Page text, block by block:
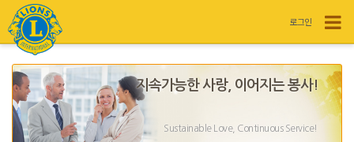
로그인
지속가능한 사랑, 이어지는 봉사!
Sustainable Love, Continuous Service!